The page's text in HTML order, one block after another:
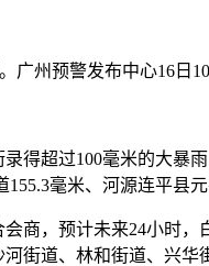
广州预警发布中心16日
超过100毫米的大暴
毫米、河源连平县
，预计未来24小时，
街道、林和街道、兴